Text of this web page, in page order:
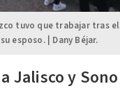
tuvo que trabajar tras el
esposo. | Dany Béjar.
Jalisco y